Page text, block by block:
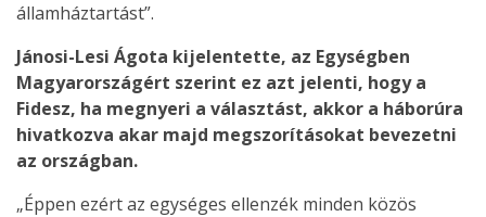
államháztartást”.
Jánosi-Lesi Ágota kijelentette, az Egységben
Magyarországért szerint ez azt jelenti, hogy a
Fidesz, ha megnyeri a választást, akkor a háborúra
hivatkozva akar majd megszorításokat bevezetni
az országban.
„Éppen ezért az egységes ellenzék minden közös